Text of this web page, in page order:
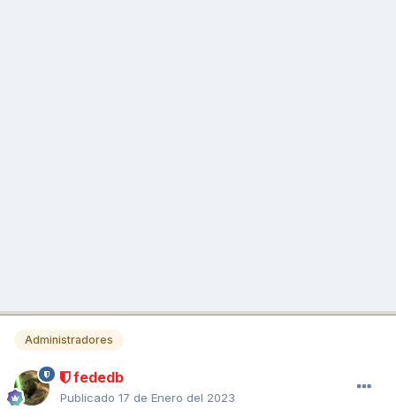
Administradores
fededb
Publicado 17 de Enero del 2023